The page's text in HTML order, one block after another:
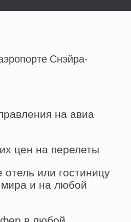
Снэйра-
на авиа
цен на перелеты
или гостиницу
и на любой